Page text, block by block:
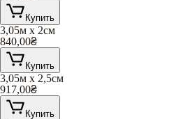
Купить
3,05м х 2см
840,00₴
Купить
3,05м х 2,5см
917,00₴
Купить